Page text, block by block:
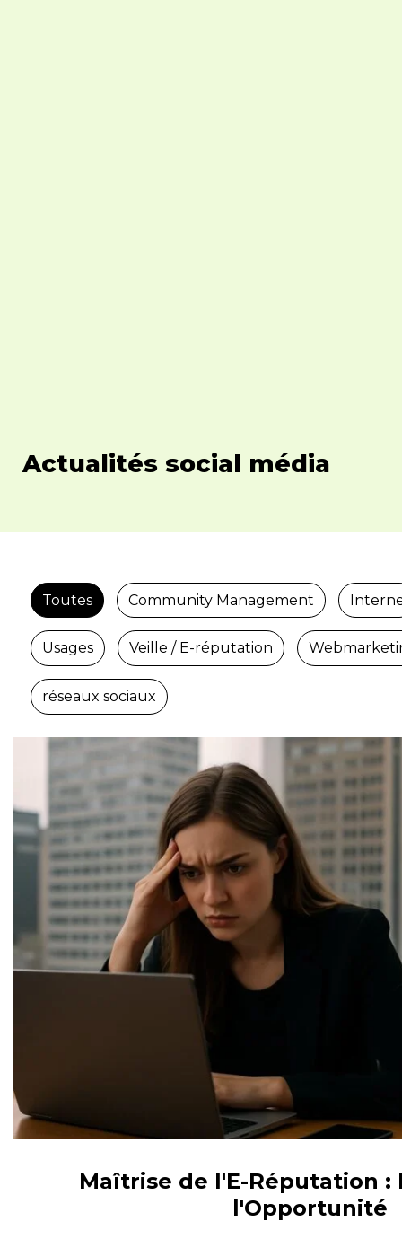
Actualités social média
Community Management
Usages Veille / E-réputation
réseaux sociaux
Toutes
Maîtrise de l'E-Réputation :
l'Opportunité